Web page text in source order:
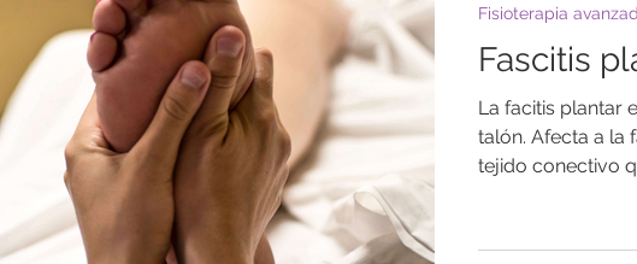
Fascitis
La facitis plantar
talón. Afecta a la
tejido conectivo
Fisioterapia